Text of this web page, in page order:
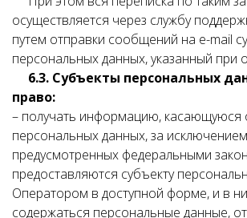
осуществляется через службу
путем отправки сообщений на e-mail
персональных данных, указанный при
6.3. Субъекты персональных
право:
– получать информацию, касающуюся
персональных данных, за
предусмотренных федеральными
предоставляются субъекту
Оператором в доступной форме, и в
содержаться персональные данные,